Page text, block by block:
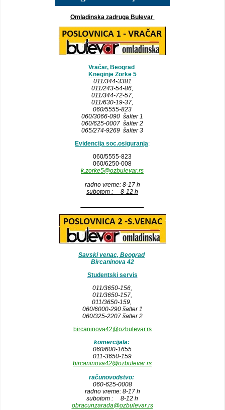
Omladinska zadruga Bulevar
Vračar, Beograd
Kneginje Zorke 5
011/344-3381
011/243-54-86,
011/344-72-57,
011/630-19-37,
060/5555-823
060/3066-090 šalter 1
060/625-0007 šalter 2
065/274-9269 šalter 3
Evidencija soc.osiguranja:
060/5555-823
060/6250-008
k.zorke5@ozbulevar.rs
radno vreme: 8-17 h
subotom : 8-12 h
Savski venac, Beograd
Bircaninova 42
Studentski servis
011/3650-156,
011/3650-157,
011/3650-159,
060/6000-290 šalter 1
060/325-2207 šalter 2
bircaninova42@ozbulevar.rs
komercijala:
060/600-1655
011-3650-159
bircaninova42@ozbulevar.rs
računovodstvo:
060-625-0008
radno vreme: 8-17 h
subotom : 8-12 h
obracunzarada@ozbulevar.rs